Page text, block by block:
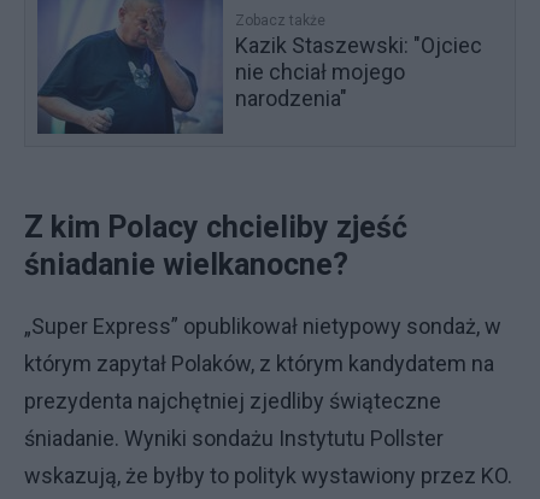
Zobacz także
Kazik Staszewski: "Ojciec
nie chciał mojego
narodzenia"
Z kim Polacy chcieliby zjeść
śniadanie wielkanocne?
„Super Express” opublikował nietypowy sondaż, w
którym zapytał Polaków, z którym kandydatem na
prezydenta najchętniej zjedliby świąteczne
śniadanie. Wyniki sondażu Instytutu Pollster
wskazują, że byłby to polityk wystawiony przez KO.